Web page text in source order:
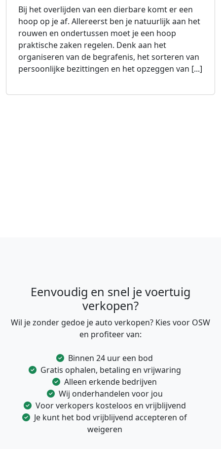
Bij het overlijden van een dierbare komt er een
hoop op je af. Allereerst ben je natuurlijk aan het
rouwen en ondertussen moet je een hoop
praktische zaken regelen. Denk aan het
organiseren van de begrafenis, het sorteren van
persoonlijke bezittingen en het opzeggen van [...]
Eenvoudig en snel je voertuig
verkopen?
Wil je zonder gedoe je auto verkopen? Kies voor OSW
en profiteer van:
Binnen 24 uur een bod
Gratis ophalen, betaling en vrijwaring
Alleen erkende bedrijven
Wij onderhandelen voor jou
Voor verkopers kosteloos en vrijblijvend
Je kunt het bod vrijblijvend accepteren of
weigeren